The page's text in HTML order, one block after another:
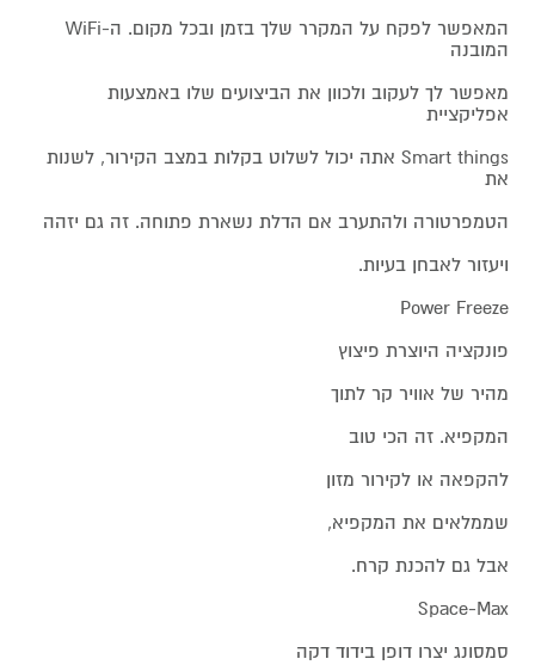
המאפשר לפקח על המקרר שלך בזמן ובכל מקום. ה-WiFi
המובנה
מאפשר לך לעקוב ולכוון את הביצועים שלו באמצעות
אפליקציית
Smart things אתה יכול לשלוט בקלות במצב הקירור, לשנות
את
הטמפרטורה ולהתערב אם הדלת נשארת פתוחה. זה גם יזהה
ויעזור לאבחן בעיות.
Power Freeze
פונקציה היוצרת פיצוץ
מהיר של אוויר קר לתוך
המקפיא. זה הכי טוב
להקפאה או לקירור מזון
שממלאים את המקפיא,
אבל גם להכנת קרח.
Space-Max
סמסונג יצרו דופן בידוד דקה